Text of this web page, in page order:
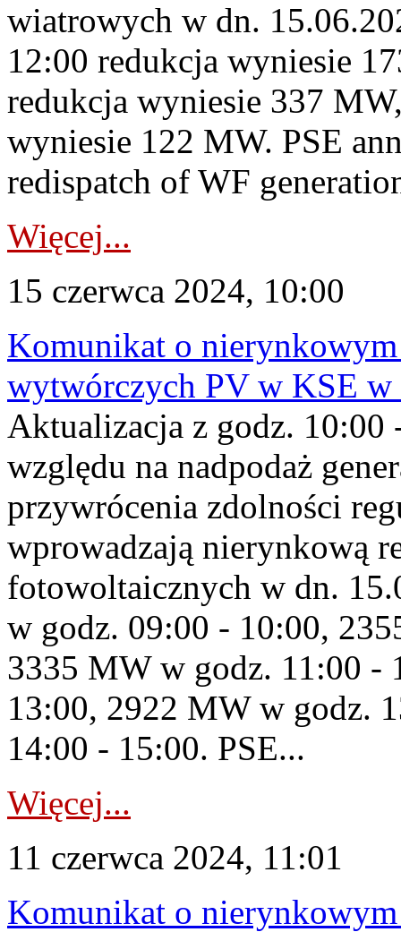
wiatrowych w dn.
12:00 redukcja wyniesie
redukcja wyniesie 337
wyniesie 122 MW. PSE
redispatch of WF
Więcej...
15 czerwca 2024, 10:00
Komunikat o
wytwórczych PV w KSE
Aktualizacja z godz. 10:00
względu na nadpodaż
przywrócenia zdolności
wprowadzają nierynkową
fotowoltaicznych w dn.
w godz. 09:00 - 10:00,
3335 MW w godz. 11:00 -
13:00, 2922 MW w godz.
14:00 - 15:00. PSE...
Więcej...
11 czerwca 2024, 11:01
Komunikat o